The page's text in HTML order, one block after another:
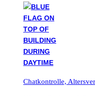
Chatkontrolle,